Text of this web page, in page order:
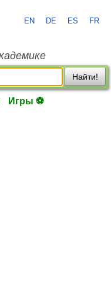
EN DE ES FR
Найти!
Игры ⚽